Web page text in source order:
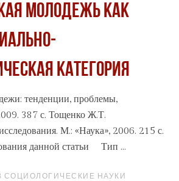
молодежь как
категория
тенденции, проблемы,
387 с. Тощенко Ж.Т.
М.: «Наука», 2006. 215 с.
данной статьи Тип ...
СОЦИОЛОГИЧЕСКИЕ НАУКИ